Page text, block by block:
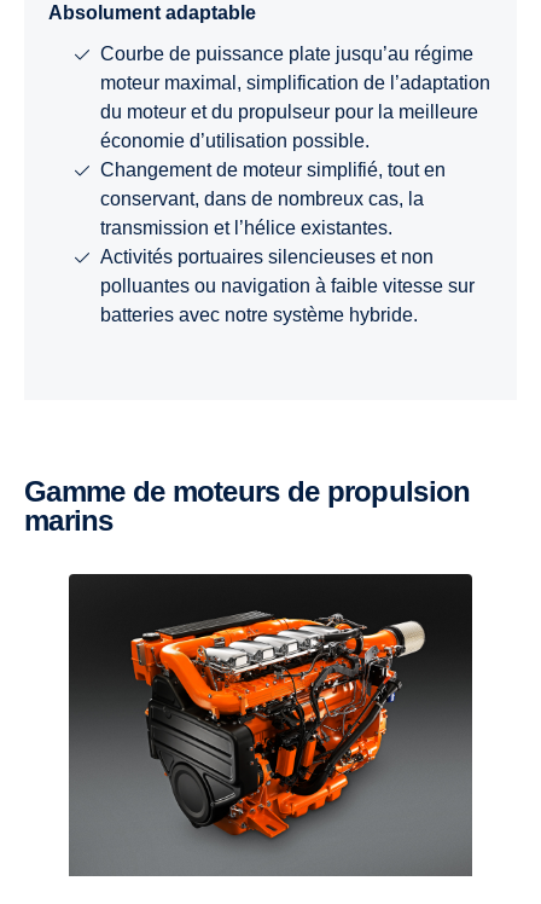
Absolument adaptable
Courbe de puissance plate jusqu’au régime
moteur maximal, simplification de l’adaptation
du moteur et du propulseur pour la meilleure
économie d’utilisation possible.
Changement de moteur simplifié, tout en
conservant, dans de nombreux cas, la
transmission et l’hélice existantes.
Activités portuaires silencieuses et non
polluantes ou navigation à faible vitesse sur
batteries avec notre système hybride.
Gamme de moteurs de propulsion
marins